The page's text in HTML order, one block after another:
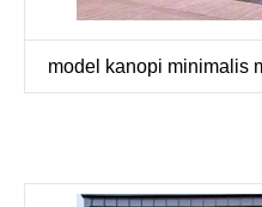
model kanopi minimalis